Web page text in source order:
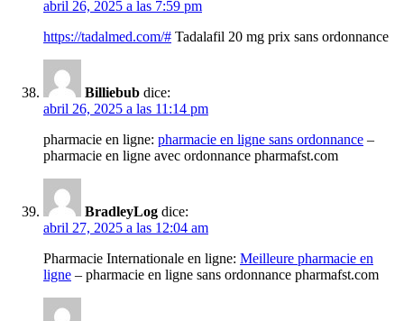
abril 26, 2025 a las 7:59 pm
https://tadalmed.com/# Tadalafil 20 mg prix sans ordonnance
Billiebub dice:
abril 26, 2025 a las 11:14 pm
pharmacie en ligne: pharmacie en ligne sans ordonnance –
pharmacie en ligne avec ordonnance pharmafst.com
BradleyLog dice:
abril 27, 2025 a las 12:04 am
Pharmacie Internationale en ligne: Meilleure pharmacie en
ligne – pharmacie en ligne sans ordonnance pharmafst.com